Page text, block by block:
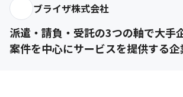
ブライザ株式会社
派遣・請負・受託の3つの軸で大手
案件を中心にサービスを提供する企